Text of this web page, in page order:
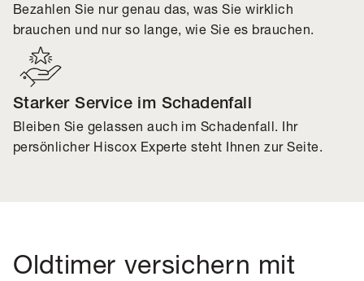
Bezahlen Sie nur genau das, was Sie wirklich
brauchen und nur so lange, wie Sie es brauchen.
Starker Service im Schadenfall
Bleiben Sie gelassen auch im Schadenfall. Ihr
persönlicher Hiscox Experte steht Ihnen zur Seite.
Oldtimer versichern mit